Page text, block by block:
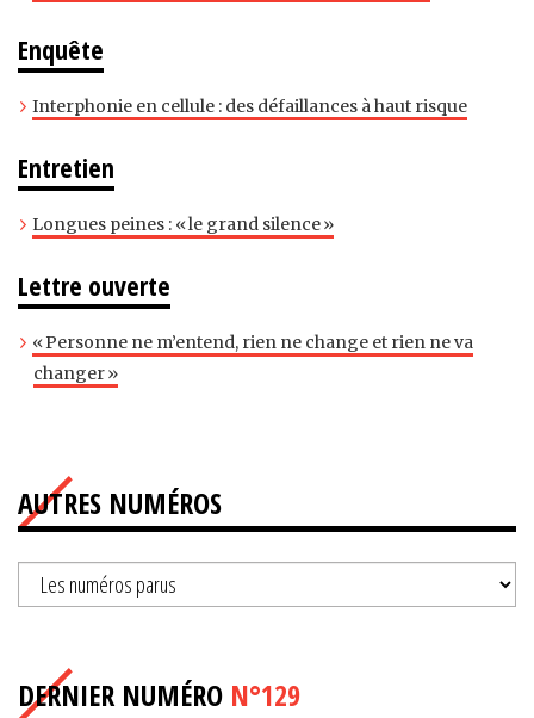
Enquête
Interphonie en cellule : des défaillances à haut risque
Entretien
Longues peines : « le grand silence »
Lettre ouverte
« Personne ne m’entend, rien ne change et rien ne va
changer »
AUTRES NUMÉROS
DERNIER NUMÉRO N°129